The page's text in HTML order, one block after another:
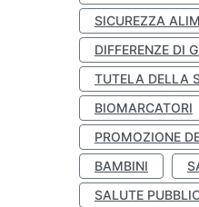
SICUREZZA
DIFFERENZE DI
TUTELA DELLA
BIOMARCATORI
PROMOZIONE
BAMBINI
SALUTE